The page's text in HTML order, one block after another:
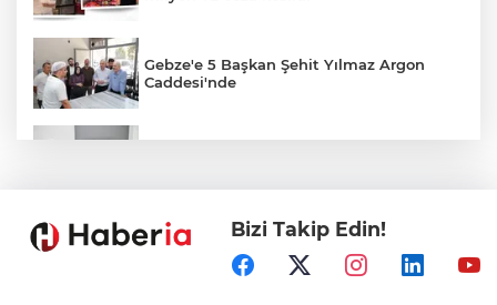
Gebze'e 5 Başkan Şehit Yılmaz Argon
Caddesi'nde
İçişleri Bakanı Çiftçi'den YÖK ziyareti
Bizi Takip Edin!